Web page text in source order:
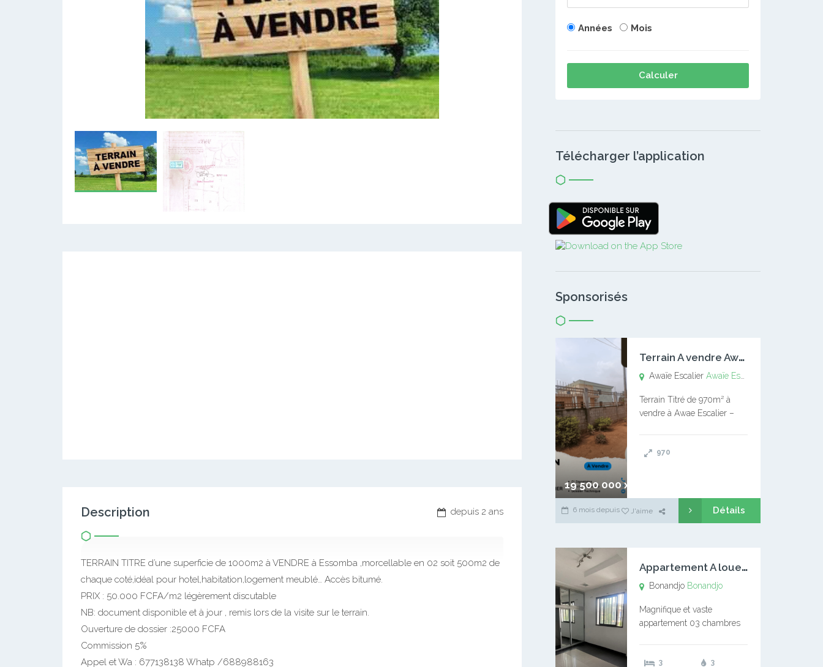
depuis 2 ans
Description
TERRAIN TITRE d’une superficie de 1000m2 à VENDRE à Essomba ,morcellable en 02 soit 500m2 de
chaque coté,idéal pour hotel,habitation,logement meublé… Accès bitumé.
PRIX : 50.000 FCFA/m2 légèrement discutable
NB: document disponible et à jour , remis lors de la visite sur le terrain.
Ouverture de dossier :25000 FCFA
Commission 5%
Appel et Wa : 677138138 Whatp /688988163
Années Mois
Calculer
Télécharger l’application
Sponsorisés
19 500 000 xaf
T
errain A vendre Awaïe Escalier
Awaïe EscalierAwaïe Escalier
Terrain Titré de 970m² à
vendre à Awae Escalier –
l’Université Catholique –
970
6 mois depuis J'aime Détails
A
ppartement A louer Bonandjo
Bonandjo Bonandjo
Magnifique et vaste
appartement 03 chambres
douches 01 vaste salon 01
3
3